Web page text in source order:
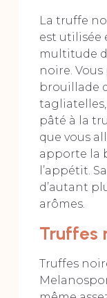
La truffe
est utilisée
multitude
noire.
brouillade
pâté à la
que vous
apporte la
l’appétit.
d’autant
arômes.
Truffes
Truffes